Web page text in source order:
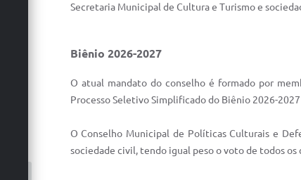
Secretaria Municipal de Cultura e Turismo e
Biênio 2026-2027
O atual mandato do conselho é formado por
Processo Seletivo Simplificado do Biênio 2026-
O Conselho Municipal de Políticas Culturais e
sociedade civil, tendo igual peso o voto de todos